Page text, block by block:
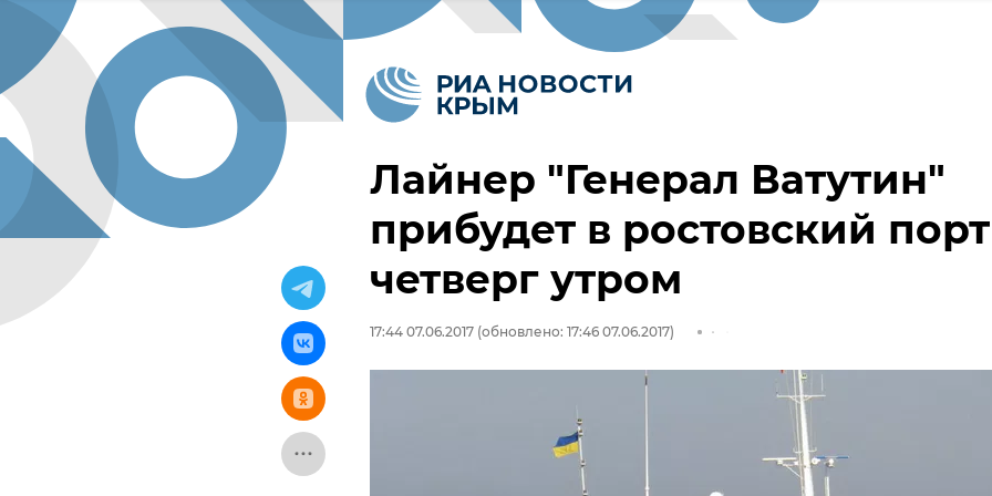
Лайнер "Генерал Ватутин"
прибудет в ростовский
четверг утром
17:44 07.06.2017 (обновлено: 17:46 07.06.2017)